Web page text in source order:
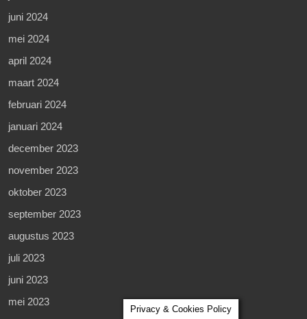
juni 2024
mei 2024
april 2024
maart 2024
februari 2024
januari 2024
december 2023
november 2023
oktober 2023
september 2023
augustus 2023
juli 2023
juni 2023
mei 2023
Privacy & Cookies Policy